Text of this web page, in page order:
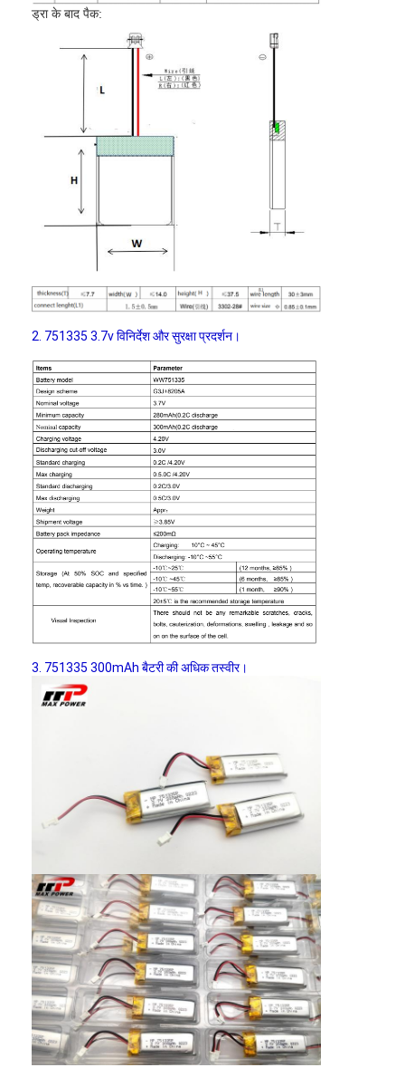
संपर्क करें
समाचार
अब बात करो
लिथियम LiFePO4 बैटरी
लिथियम आयन रिचार्जेबल बैटरी
लिथियम पॉलिमर बैटरी
ऊर्जा भंडारण बैटरी
एच बैटरी
निम बैटरी पैक
लिथियम आयन बैटरी पैक
रिचार्जेबल फ्लैशलाइट बैटरी
आपातकालीन प्रकाश बैटरी
ली Mno2 बैटरी
ली Socl2 बैटरी
ड्रा के बाद पैक:
2. 751335 3.7v विनिर्देश और सुरक्षा प्रदर्शन।
3. 751335 300mAh बैटरी की अधिक तस्वीर।